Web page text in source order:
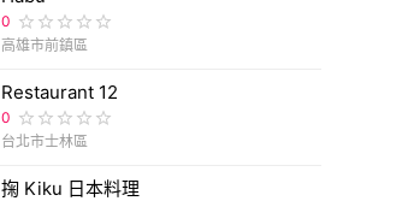
0
高雄市前鎮區
Restaurant 12
0
台北市士林區
掬 Kiku 日本料理